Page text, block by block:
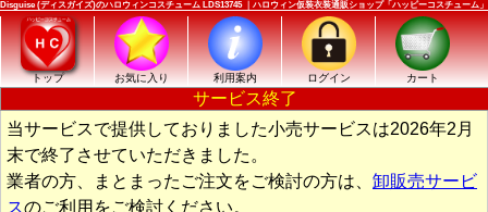
Disguise (ディスガイズ)のハロウィンコスチューム LDS13745 ｜ハロウィン仮装衣装通販ショップ「ハッピーコスチューム」
トップ お気に入り 利用案内 ログイン カート
サービス終了
当サービスで提供しておりました小売サービスは2026年2月
末で終了させていただきました。
業者の方、まとまったご注文をご検討の方は、 卸販売サービ
スのご利用をご検討ください。